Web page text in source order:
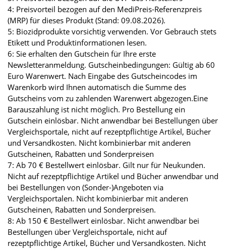
4: Preisvorteil bezogen auf den MediPreis-Referenzpreis
(MRP) für dieses Produkt (Stand: 09.08.2026).
5: Biozidprodukte vorsichtig verwenden. Vor Gebrauch stets
Etikett und Produktinformationen lesen.
6: Sie erhalten den Gutschein für Ihre erste
Newsletteranmeldung. Gutscheinbedingungen: Gültig ab 60
Euro Warenwert. Nach Eingabe des Gutscheincodes im
Warenkorb wird Ihnen automatisch die Summe des
Gutscheins vom zu zahlenden Warenwert abgezogen.Eine
Barauszahlung ist nicht möglich. Pro Bestellung ein
Gutschein einlösbar. Nicht anwendbar bei Bestellungen über
Vergleichsportale, nicht auf rezeptpflichtige Artikel, Bücher
und Versandkosten. Nicht kombinierbar mit anderen
Gutscheinen, Rabatten und Sonderpreisen
7: Ab 70 € Bestellwert einlösbar. Gilt nur für Neukunden.
Nicht auf rezeptpflichtige Artikel und Bücher anwendbar und
bei Bestellungen von (Sonder-)Angeboten via
Vergleichsportalen. Nicht kombinierbar mit anderen
Gutscheinen, Rabatten und Sonderpreisen.
8: Ab 150 € Bestellwert einlösbar. Nicht anwendbar bei
Bestellungen über Vergleichsportale, nicht auf
rezeptpflichtige Artikel, Bücher und Versandkosten. Nicht